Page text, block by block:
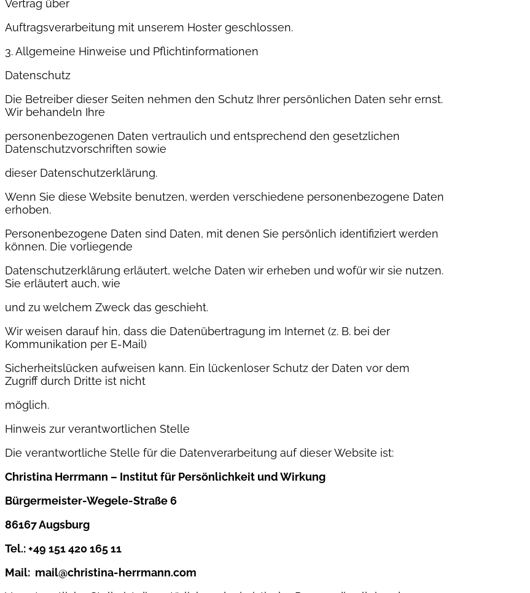
Vertrag über
Auftragsverarbeitung mit unserem Hoster geschlossen.
3. Allgemeine Hinweise und Pflichtinformationen
Datenschutz
Die Betreiber dieser Seiten nehmen den Schutz Ihrer persönlichen Daten sehr ernst.
Wir behandeln Ihre
personenbezogenen Daten vertraulich und entsprechend den gesetzlichen
Datenschutzvorschriften sowie
dieser Datenschutzerklärung.
Wenn Sie diese Website benutzen, werden verschiedene personenbezogene Daten
erhoben.
Personenbezogene Daten sind Daten, mit denen Sie persönlich identifiziert werden
können. Die vorliegende
Datenschutzerklärung erläutert, welche Daten wir erheben und wofür wir sie nutzen.
Sie erläutert auch, wie
und zu welchem Zweck das geschieht.
Wir weisen darauf hin, dass die Datenübertragung im Internet (z. B. bei der
Kommunikation per E-Mail)
Sicherheitslücken aufweisen kann. Ein lückenloser Schutz der Daten vor dem
Zugriff durch Dritte ist nicht
möglich.
Hinweis zur verantwortlichen Stelle
Die verantwortliche Stelle für die Datenverarbeitung auf dieser Website ist:
Christina Herrmann – Institut für Persönlichkeit und Wirkung
Bürgermeister-Wegele-Straße 6
86167 Augsburg
Tel.: +49 151 420 165 11
Mail: mail@christina-herrmann.com